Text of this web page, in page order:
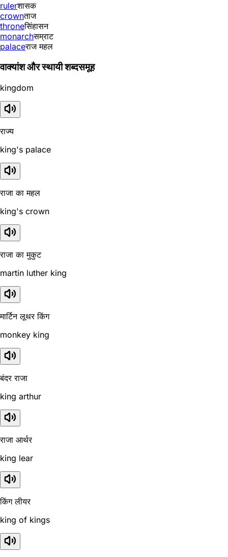
rulerशासक
crownताज
throneसिंहासन
monarchसम्राट
palaceराज महल
वाक्यांश और स्थायी शब्दसमूह
kingdom
राज्य
king's palace
राजा का महल
king's crown
राजा का मुकुट
martin luther king
मार्टिन लूथर किंग
monkey king
बंदर राजा
king arthur
राजा आर्थर
king lear
किंग लीयर
king of kings